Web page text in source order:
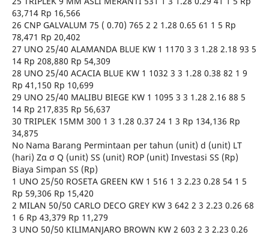
63,714 Rp 16,566
26 CNP GALVALUM 75 ( 0.70) 765 2 2 1.28 0.65 61 1 5 Rp
78,471 Rp 20,402
27 UNO 25/40 ALAMANDA BLUE KW 1 1170 3 3 1.28 2.18 93 5
14 Rp 208,880 Rp 54,309
28 UNO 25/40 ACACIA BLUE KW 1 1032 3 3 1.28 0.38 82 1 9
Rp 41,150 Rp 10,699
29 UNO 25/40 MALIBU BIEGE KW 1 1095 3 3 1.28 2.16 88 5
14 Rp 217,835 Rp 56,637
30 TRIPLEK 15MM 300 1 3 1.28 0.37 24 1 3 Rp 134,136 Rp
34,875
No Nama Barang Permintaan per tahun (unit) d (unit) LT
(hari) Zα σ Q (unit) SS (unit) ROP (unit) Investasi SS (Rp)
Biaya Simpan SS (Rp)
1 UNO 25/50 ROSETA GREEN KW 1 516 1 3 2.23 0.28 54 1 5
Rp 59,306 Rp 15,420
2 MILAN 50/50 CARLO DECO GREY KW 3 642 2 3 2.23 0.26 68
1 6 Rp 43,379 Rp 11,279
3 UNO 50/50 KILIMANJARO BROWN KW 2 603 2 3 2.23 0.26